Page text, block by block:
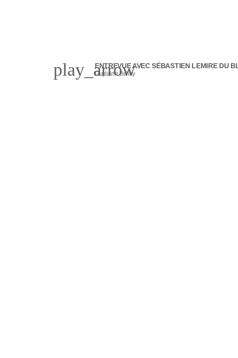
play_arrowENTREVUE AVEC SÉBASTIEN LEMIRE DU
Guylaine Belley